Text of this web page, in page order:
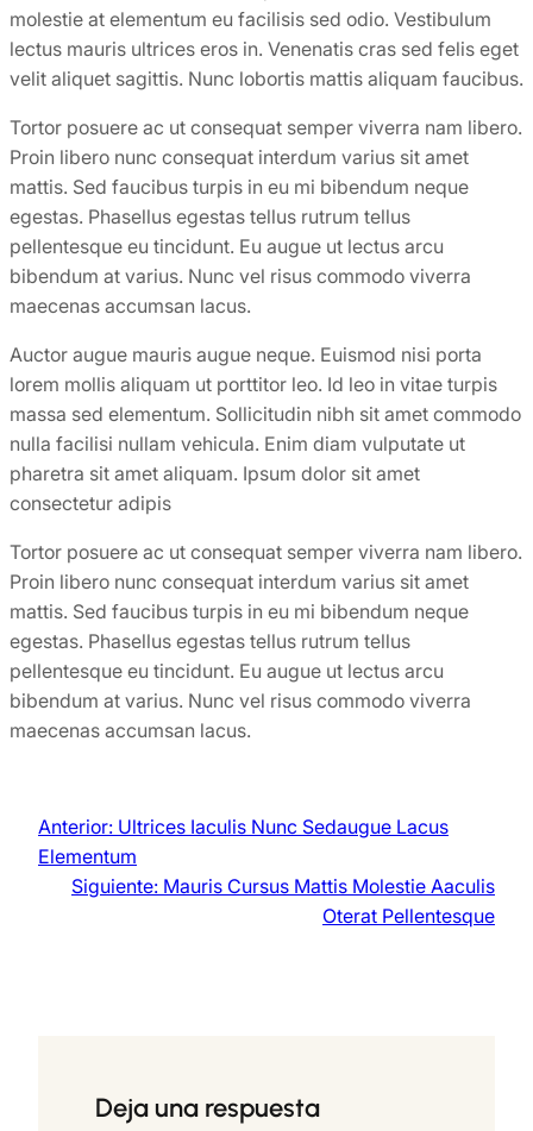
molestie at elementum eu facilisis sed odio. Vestibulum
lectus mauris ultrices eros in. Venenatis cras sed felis eget
velit aliquet sagittis. Nunc lobortis mattis aliquam faucibus.
Tortor posuere ac ut consequat semper viverra nam libero.
Proin libero nunc consequat interdum varius sit amet
mattis. Sed faucibus turpis in eu mi bibendum neque
egestas. Phasellus egestas tellus rutrum tellus
pellentesque eu tincidunt. Eu augue ut lectus arcu
bibendum at varius. Nunc vel risus commodo viverra
maecenas accumsan lacus.
Auctor augue mauris augue neque. Euismod nisi porta
lorem mollis aliquam ut porttitor leo. Id leo in vitae turpis
massa sed elementum. Sollicitudin nibh sit amet commodo
nulla facilisi nullam vehicula. Enim diam vulputate ut
pharetra sit amet aliquam. Ipsum dolor sit amet
consectetur adipis
Tortor posuere ac ut consequat semper viverra nam libero.
Proin libero nunc consequat interdum varius sit amet
mattis. Sed faucibus turpis in eu mi bibendum neque
egestas. Phasellus egestas tellus rutrum tellus
pellentesque eu tincidunt. Eu augue ut lectus arcu
bibendum at varius. Nunc vel risus commodo viverra
maecenas accumsan lacus.
Anterior: Ultrices Iaculis Nunc Sedaugue Lacus
Elementum
Siguiente: Mauris Cursus Mattis Molestie Aaculis
Oterat Pellentesque
Deja una respuesta